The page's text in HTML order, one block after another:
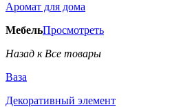
Аромат для дома
МебельПросмотреть
Назад к Все товары
Ваза
Декоративный элемент